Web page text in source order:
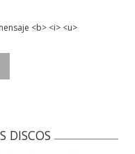
<b> <i> <u>
DISCOS